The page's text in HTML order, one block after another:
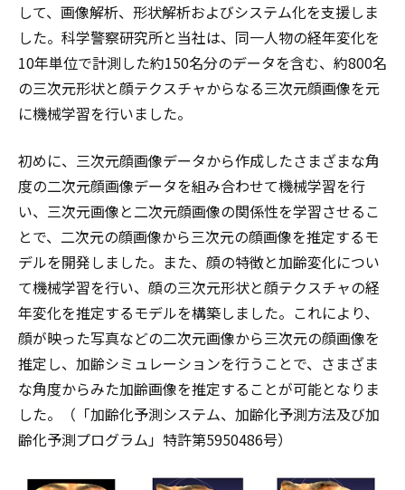
して、画像解析、形状解析およびシステム化を支援しま
した。科学警察研究所と当社は、同一人物の経年変化を
10年単位で計測した約150名分のデータを含む、約800名
の三次元形状と顔テクスチャからなる三次元顔画像を元
に機械学習を行いました。
初めに、三次元顔画像データから作成したさまざまな角
度の二次元顔画像データを組み合わせて機械学習を行
い、三次元画像と二次元顔画像の関係性を学習させるこ
とで、二次元の顔画像から三次元の顔画像を推定するモ
デルを開発しました。また、顔の特徴と加齢変化につい
て機械学習を行い、顔の三次元形状と顔テクスチャの経
年変化を推定するモデルを構築しました。これにより、
顔が映った写真などの二次元画像から三次元の顔画像を
推定し、加齢シミュレーションを行うことで、さまざま
な角度からみた加齢画像を推定することが可能となりま
した。（「加齢化予測システム、加齢化予測方法及び加
齢化予測プログラム」特許第5950486号）